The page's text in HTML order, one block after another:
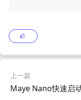
上一篇